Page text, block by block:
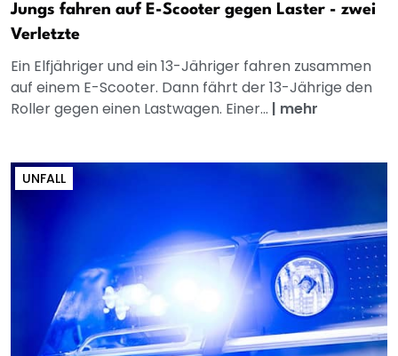
Jungs fahren auf E-Scooter gegen Laster - zwei
Verletzte
Ein Elfjähriger und ein 13-Jähriger fahren zusammen
auf einem E-Scooter. Dann fährt der 13-Jährige den
Roller gegen einen Lastwagen. Einer... | mehr
UNFALL